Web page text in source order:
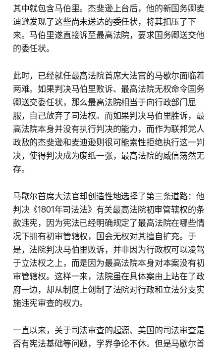
其中就包含马伯里。杰斐逊上台后，他的新国务卿麦
迪逊发现了这些尚未送达的委任状，将其扣压了下
来。马伯里遂直接诉至最高法院，要求国务卿送交他
的委任状。
此时，已经就任最高法院首席大法官的马歇尔面临着
两难。如果判决马伯里败诉、最高法院无权命令国务
卿送交委任状，那么最高法院相当于向行政部门屈
服，自己放弃了司法权。而如果判决马伯里胜诉，最
高法院本身并没有执行判决的能力，而作为联邦党人
政敌的杰斐逊和麦迪逊则很可能索性拒绝执行这一判
决，使得判决成为废纸一张，最高法院的威信荡然无
存。
马歇尔首席大法官却创造性地选择了第三条道路：他
判决《1801年司法法》有关最高法院初审管辖权的条
款违宪，因为宪法已经明确规定了最高法院在哪些情
况下拥有初审管辖权，国会无权对其擅自扩充。于
是，法院判决马伯里败诉，并非因为行政权可以凌驾
于立法权之上，而是因为最高法院本身对本案没有初
审管辖权。这样一来，法院虽在具体案由上站在了政
府一边，却从制度上创制了法院对行政和立法分支实
施违宪审查的权力。
一直以来，关于司法审查的起源、美国的司法审查是
否有宪法基础等问题，学界争论不休。但是马歇尔首